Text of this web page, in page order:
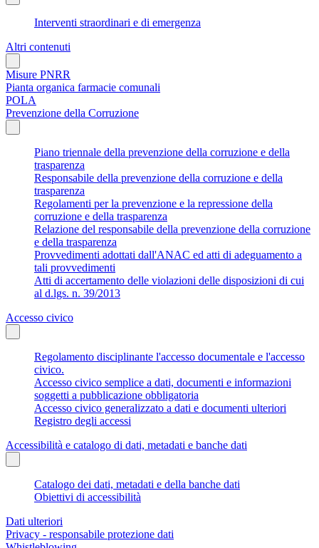
Interventi straordinari e di emergenza
Altri contenuti
Misure PNRR
Pianta organica farmacie comunali
POLA
Prevenzione della Corruzione
Piano triennale della prevenzione della corruzione e della
trasparenza
Responsabile della prevenzione della corruzione e della
trasparenza
Regolamenti per la prevenzione e la repressione della
corruzione e della trasparenza
Relazione del responsabile della prevenzione della corruzione
e della trasparenza
Provvedimenti adottati dall'ANAC ed atti di adeguamento a
tali provvedimenti
Atti di accertamento delle violazioni delle disposizioni di cui
al d.lgs. n. 39/2013
Accesso civico
Regolamento disciplinante l'accesso documentale e l'accesso
civico.
Accesso civico semplice a dati, documenti e informazioni
soggetti a pubblicazione obbligatoria
Accesso civico generalizzato a dati e documenti ulteriori
Registro degli accessi
Accessibilità e catalogo di dati, metadati e banche dati
Catalogo dei dati, metadati e della banche dati
Obiettivi di accessibilità
Dati ulteriori
Privacy - responsabile protezione dati